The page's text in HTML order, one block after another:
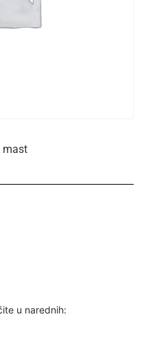
mast
u narednih: